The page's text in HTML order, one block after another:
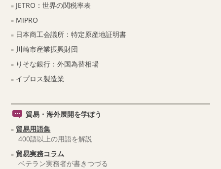
JETRO：世界の関税率表
MIPRO
日本商工会議所：特定原産地証明書
川崎市産業振興財団
りそな銀行：外国為替相場
イプロス製造業
貿易・海外展開を学ぼう
貿易用語集
400語以上の用語を解説
貿易実務コラム
ベテラン実務者が書きつづる